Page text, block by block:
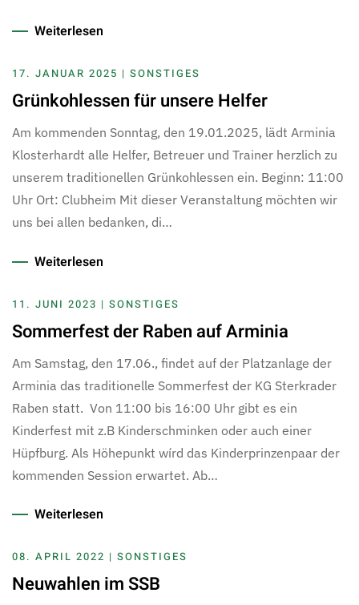
Weiterlesen
17. JANUAR 2025 | SONSTIGES
Grünkohlessen für unsere Helfer
Am kommenden Sonntag, den 19.01.2025, lädt Arminia
Klosterhardt alle Helfer, Betreuer und Trainer herzlich zu
unserem traditionellen Grünkohlessen ein. Beginn: 11:00
Uhr Ort: Clubheim Mit dieser Veranstaltung möchten wir
uns bei allen bedanken, di…
Weiterlesen
11. JUNI 2023 | SONSTIGES
Sommerfest der Raben auf Arminia
Am Samstag, den 17.06., findet auf der Platzanlage der
Arminia das traditionelle Sommerfest der KG Sterkrader
Raben statt. Von 11:00 bis 16:00 Uhr gibt es ein
Kinderfest mit z.B Kinderschminken oder auch einer
Hüpfburg. Als Höhepunkt wírd das Kinderprinzenpaar der
kommenden Session erwartet. Ab…
Weiterlesen
08. APRIL 2022 | SONSTIGES
Neuwahlen im SSB